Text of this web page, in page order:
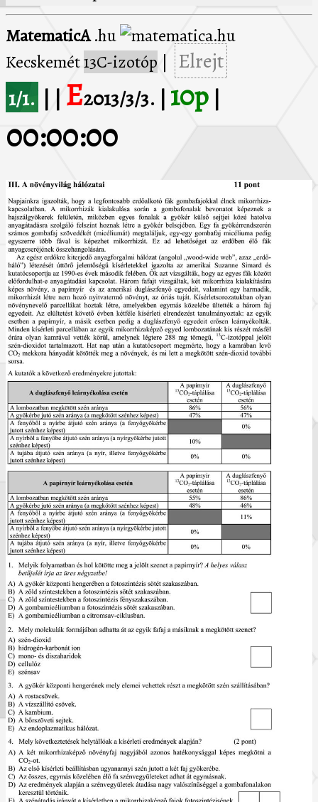
MatematicA.hu
Kecskemét13C-izotóp
Elrejt
1/1.
E2013/3/3. | 10p
00:00:00